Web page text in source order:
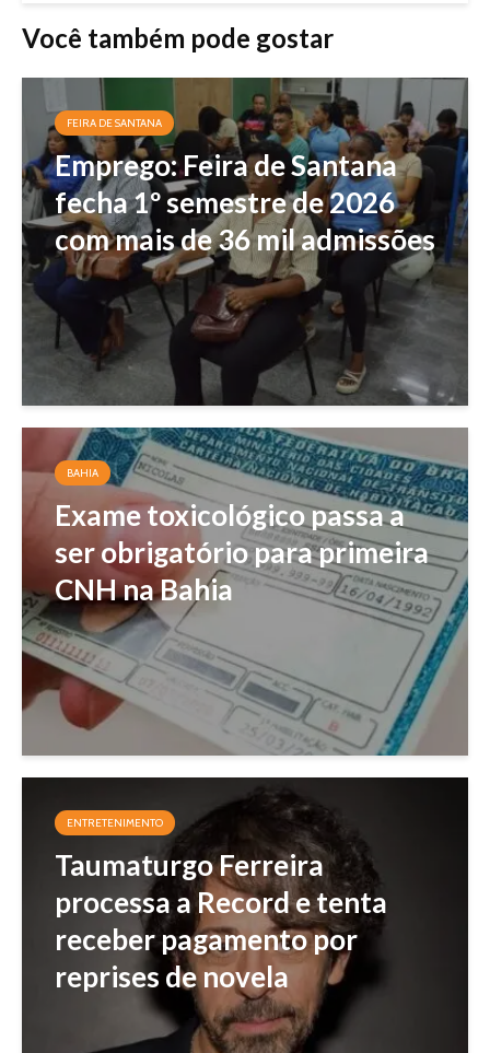
Você também pode gostar
FEIRA DE SANTANA
Emprego: Feira de Santana
fecha 1º semestre de 2026
com mais de 36 mil admissões
BAHIA
Exame toxicológico passa a
ser obrigatório para primeira
CNH na Bahia
ENTRETENIMENTO
Taumaturgo Ferreira
processa a Record e tenta
receber pagamento por
reprises de novela